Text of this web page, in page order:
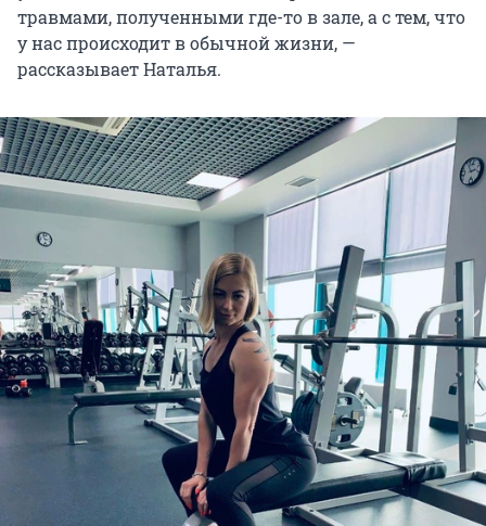
травмами, полученными где-то в зале, а с тем, что
у нас происходит в обычной жизни, —
рассказывает Наталья.